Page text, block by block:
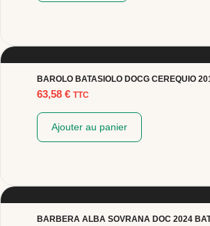
BAROLO BATASIOLO DOCG CEREQUIO
63,58 € TTC
Ajouter au panier
BARBERA ALBA SOVRANA DOC 2024